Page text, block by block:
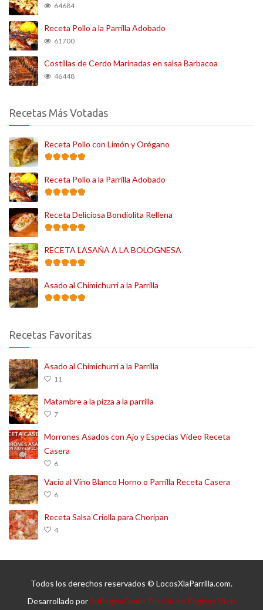
64684
Receta Pollo a la Parrilla Adobado
61700
Costillas de Cerdo Marinadas en salsa Barbacoa
46448
Recetas Más Votadas
Receta Pollo con Limón y Orégano
Receta Pollo a la Parrilla Adobado
Receta Deliciosa Bondiolita Rellena
RECETA LASAÑA A LA BOLOGNESA
Asado al Chimichurri a la Parrilla
Recetas Favoritas
Asado al Chimichurri a la Parrilla
11
Matambre a la pizza a la parrilla
7
Morrones Asados con Ajo y Especias Video Receta
Casera
6
Vacío al Vino Blanco Horno o Parrilla Receta Casera
6
Receta Salsa Criolla para Choripan
4
Todos los derechos reservados © LocosXlaParrilla.com.
Desarrollado porSuPaginaGratis Diseño de Páginas Web